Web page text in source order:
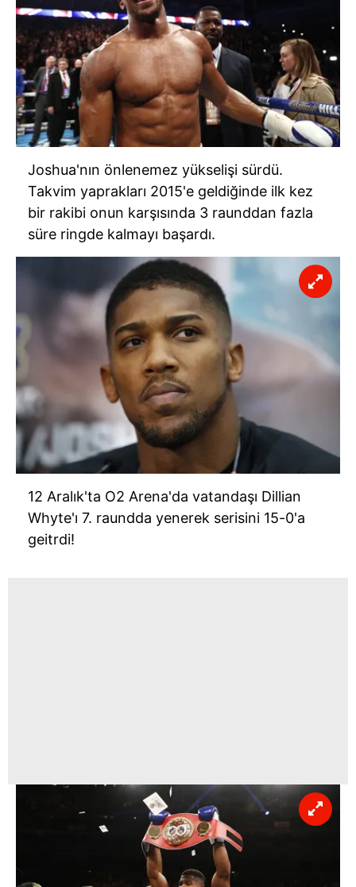
Joshua'nın önlenemez yükselişi sürdü.
Takvim yaprakları 2015'e geldiğinde ilk kez
bir rakibi onun karşısında 3 raunddan fazla
süre ringde kalmayı başardı.
12 Aralık'ta O2 Arena'da vatandaşı Dillian
Whyte'ı 7. raundda yenerek serisini 15-0'a
geitrdi!